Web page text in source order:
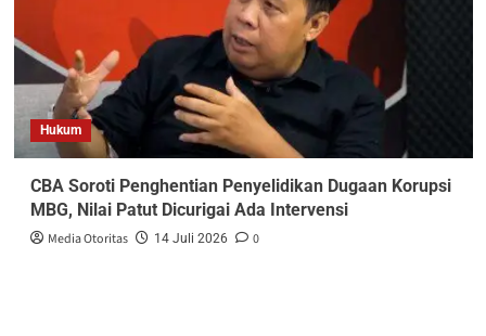
Hukum
CBA Soroti Penghentian Penyelidikan Dugaan Korupsi
MBG, Nilai Patut Dicurigai Ada Intervensi
Media Otoritas 14 Juli 2026 0